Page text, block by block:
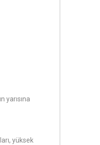
yarısına
yüksek